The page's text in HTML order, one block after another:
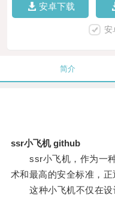
安卓下载
安
简介
ssr小飞机 github
ssr小飞机，作为一种
术和最高的安全标准，正
这种小飞机不仅在设